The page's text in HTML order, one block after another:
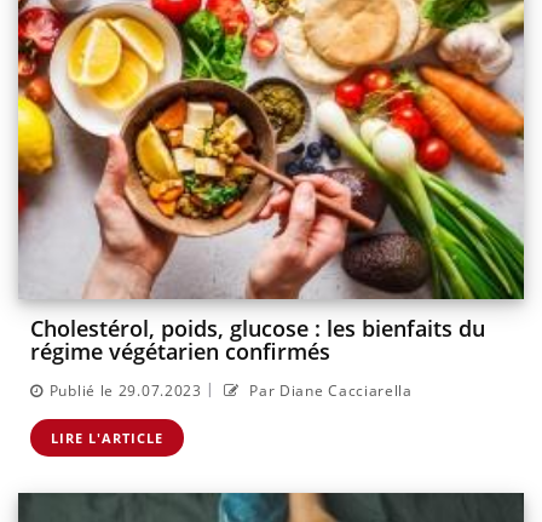
Cholestérol, poids, glucose : les bienfaits du
régime végétarien confirmés
Publié le 29.07.2023 | Par Diane Cacciarella
LIRE L'ARTICLE